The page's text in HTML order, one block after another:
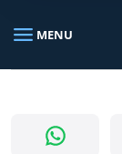
Busca no
menu MENU